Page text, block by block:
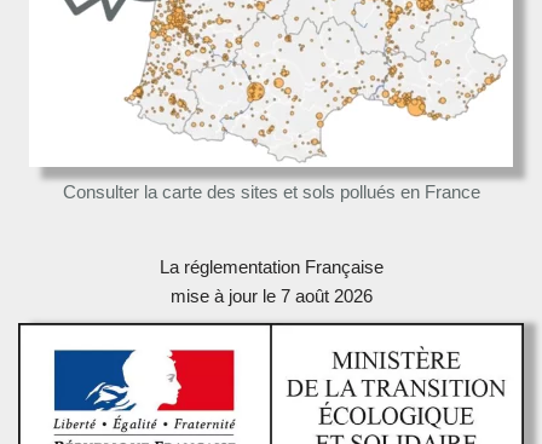
Consulter la carte des sites et sols pollués en France
La réglementation Française
mise à jour le 7 août 2026